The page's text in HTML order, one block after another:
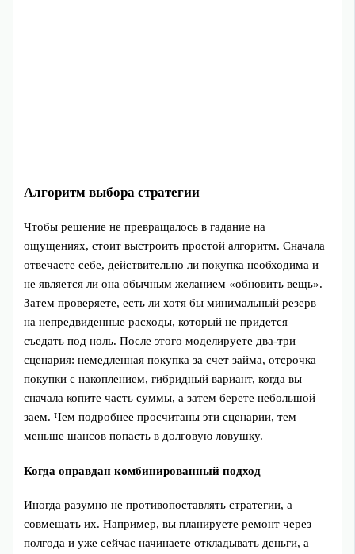
Алгоритм выбора стратегии
Чтобы решение не превращалось в гадание на
ощущениях, стоит выстроить простой алгоритм. Сначала
отвечаете себе, действительно ли покупка необходима и
не является ли она обычным желанием «обновить вещь».
Затем проверяете, есть ли хотя бы минимальный резерв
на непредвиденные расходы, который не придется
съедать под ноль. После этого моделируете два‑три
сценария: немедленная покупка за счет займа, отсрочка
покупки с накоплением, гибридный вариант, когда вы
сначала копите часть суммы, а затем берете небольшой
заем. Чем подробнее просчитаны эти сценарии, тем
меньше шансов попасть в долговую ловушку.
Когда оправдан комбинированный подход
Иногда разумно не противопоставлять стратегии, а
совмещать их. Например, вы планируете ремонт через
полгода и уже сейчас начинаете откладывать деньги, а